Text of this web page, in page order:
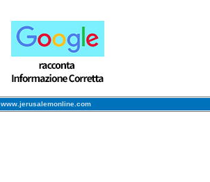
www.jerusalemonline.com